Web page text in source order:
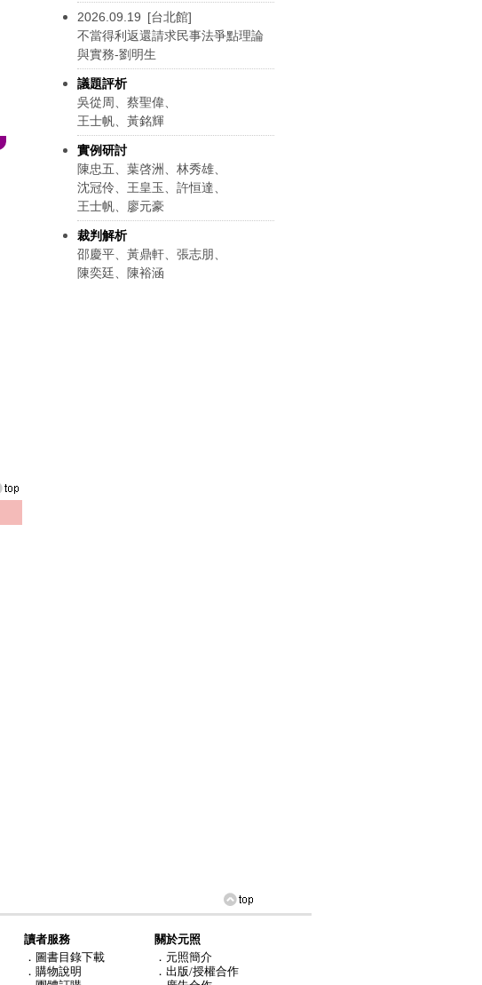
2026.09.19 [台北館]
不當得利返還請求民事法爭點理論
與實務-劉明生
議題評析
吳從周、蔡聖偉、
王士帆、黃銘輝
實例研討
陳忠五、葉啓洲、林秀雄、
沈冠伶、王皇玉、許恒達、
王士帆、廖元豪
裁判解析
邵慶平、黃鼎軒、張志朋、
陳奕廷、陳裕涵
讀者服務
．圖書目錄下載
．購物說明
關於元照
．元照簡介
．出版/授權合作